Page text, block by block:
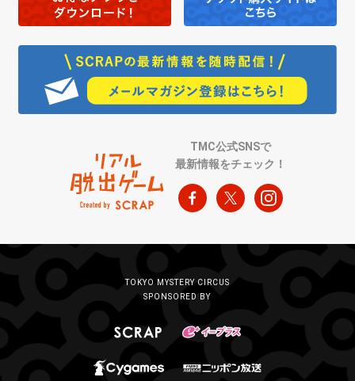
TMC公式SNSで
最新情報をチェック！
TOKYO MYSTERY CIRCUS
SPONSORED BY